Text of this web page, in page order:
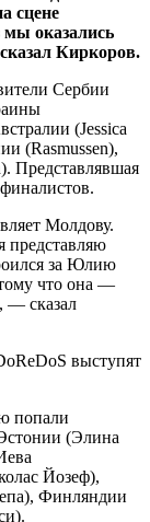
сцене
оказались
Киркоров.
Сербии
(Jessica
(Rasmussen),
Представлявшая
Молдову.
за Юлию
что она —
— сказал
выступят
попали
(Элина
Йозеф),
Финляндии